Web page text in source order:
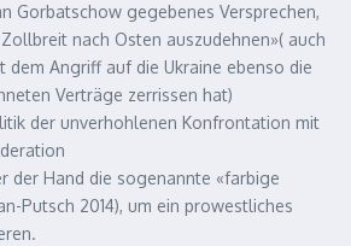
Gorbatschow gegebenes Versprechen,
nach Osten auszudehnen»( auch
dem Angriff auf die Ukraine ebenso die
Verträge zerrissen hat)
der unverhohlenen Konfrontation mit
der Hand die sogenannte «farbige
Putsch 2014), um ein prowestliches